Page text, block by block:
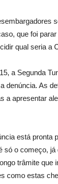
que foi
qual seria a
a Segunda
denúncia. As
a apresentar
está pronta
só o começo,
trâmite que
como estas